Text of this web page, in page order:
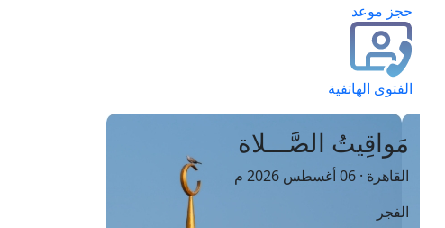
حجز موعد
الفتوى الهاتفية
مَواقِيتُ الصَّـــلاة
القاهرة · 06 أغسطس 2026 م
الفجر